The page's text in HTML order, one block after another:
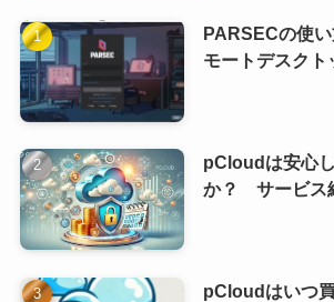
PARSECの使
モートデスクト
pCloudは安心
か？ サービス
pCloudはいつ